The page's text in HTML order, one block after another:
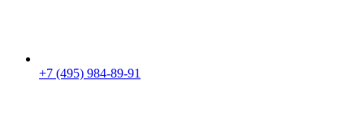
+7 (495) 984-89-91